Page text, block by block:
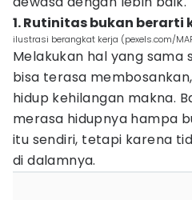
1. Rutinitas bukan
ilustrasi berangkat kerja (pexels.com/
Melakukan hal yang sama
bisa terasa
hidup kehilangan makna.
merasa hidupnya hampa
itu sendiri, tetapi karena
di dalamnya.